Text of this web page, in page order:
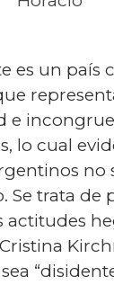
es un país
e
lo cual
no
Se trata de
actitudes